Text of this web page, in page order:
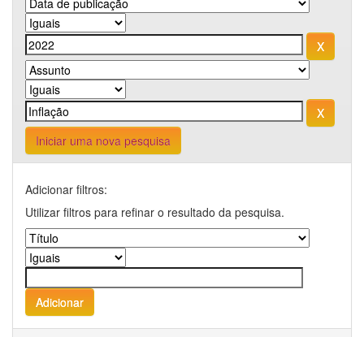
Iniciar uma nova pesquisa
Adicionar filtros:
Utilizar filtros para refinar o resultado da pesquisa.